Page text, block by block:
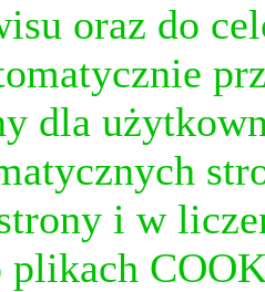
oraz do
dla
i w